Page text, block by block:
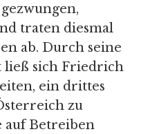
traten diesmal
ab. Durch seine
sich Friedrich
ein drittes
zu
auf Betreiben